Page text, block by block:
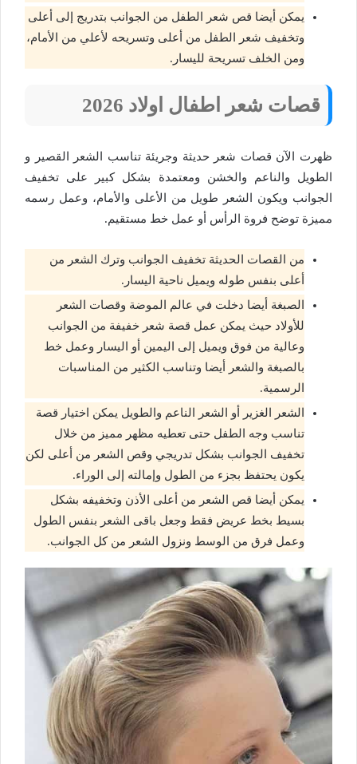
يمكن أيضا قص شعر الطفل من الجوانب بتدريج إلى أعلى
وتخفيف شعر الطفل من أعلى وتسريحه لأعلي من الأمام،
ومن الخلف تسريحة لليسار.
قصات شعر اطفال اولاد 2026
ظهرت الآن قصات شعر حديثة وجريئة تناسب الشعر القصير و
الطويل والناعم والخشن ومعتمدة بشكل كبير على تخفيف
الجوانب ويكون الشعر طويل من الأعلى والأمام، وعمل رسمه
مميزة توضح فروة الرأس أو عمل خط مستقيم.
من القصات الحديثة تخفيف الجوانب وترك الشعر من
أعلى بنفس طوله ويميل ناحية اليسار.
الصبغة أيضا دخلت في عالم الموضة وقصات الشعر
للأولاد حيث يمكن عمل قصة شعر خفيفة من الجوانب
وعالية من فوق ويميل إلى اليمين أو اليسار وعمل خط
بالصبغة والشعر أيضا وتناسب الكثير من المناسبات
الرسمية.
الشعر الغزير أو الشعر الناعم والطويل يمكن اختيار قصة
تناسب وجه الطفل حتى تعطيه مظهر مميز من خلال
تخفيف الجوانب بشكل تدريجي وقص الشعر من أعلى لكن
يكون يحتفظ بجزء من الطول وإمالته إلى الوراء.
يمكن أيضا قص الشعر من أعلى الأذن وتخفيفه بشكل
بسيط بخط عريض فقط وجعل باقى الشعر بنفس الطول
وعمل فرق من الوسط ونزول الشعر من كل الجوانب.